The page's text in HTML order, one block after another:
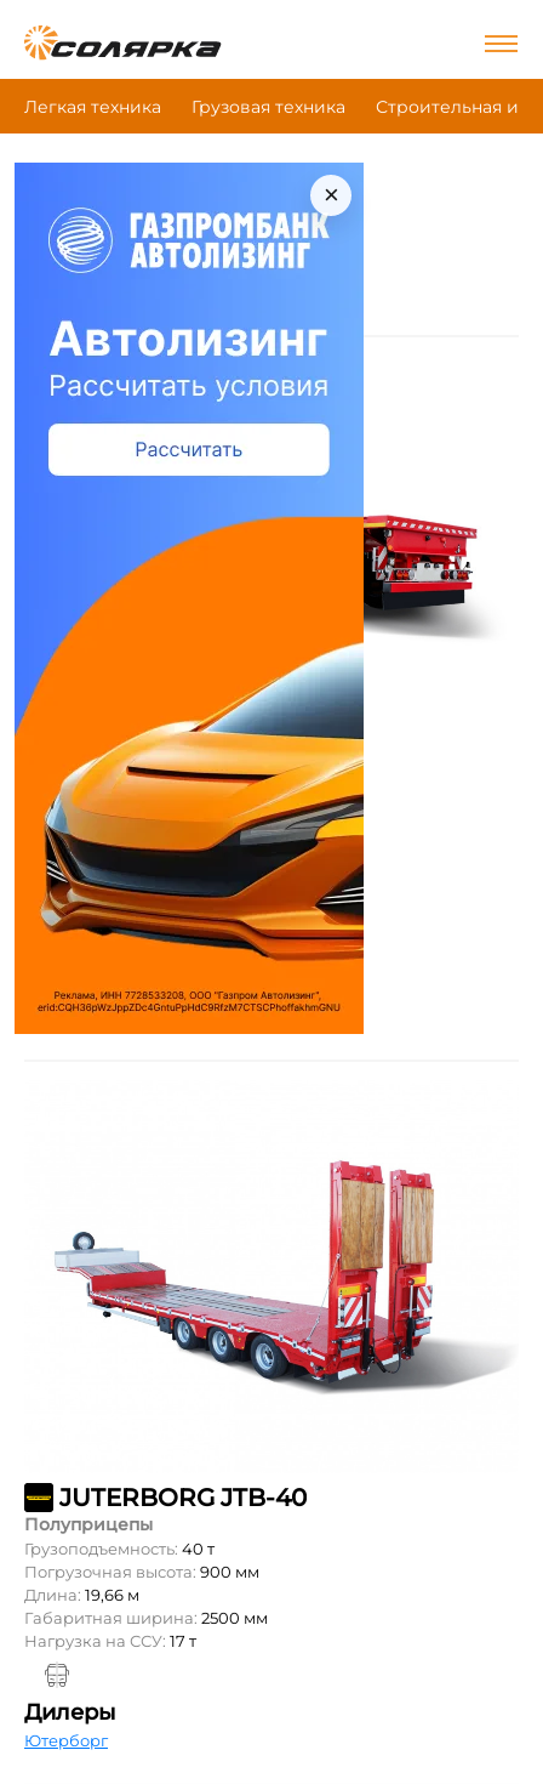
Легкая техника Грузовая техника Строительная и
×
Главная
Техника Juterborg
Полуприцепы(32)
JUTERBORG JTB-40В
Полуприцепы
Длина борта:11200 мм
Высота борта:500 мм
Погрузочная высота:
Грузоподъемность:40 т
Количество секций:1 секции
Дилеры
Ютерборг
JUTERBORG JTB-40
Полуприцепы
Грузоподъемность: 40 т
Погрузочная высота: 900 мм
Длина: 19,66 м
Габаритная ширина: 2500 мм
Нагрузка на ССУ: 17 т
Дилеры
Ютерборг